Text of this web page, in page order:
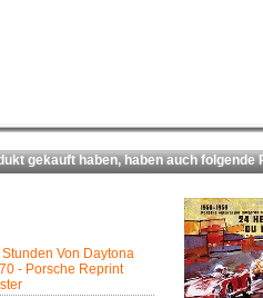
gekauft haben, haben auch folgende
Von Daytona
- Porsche Reprint